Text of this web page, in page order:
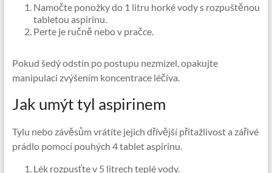
Namočte ponožky do 1 litru horké vody s rozpuštěnou
tabletou aspirinu.
Perte je ručně nebo v pračce.
Pokud šedý odstín po postupu nezmizel, opakujte
manipulaci zvýšením koncentrace léčiva.
Jak umýt tyl aspirinem
Tylu nebo závěsům vrátíte jejich dřívější přitažlivost a zářivé
prádlo pomocí pouhých 4 tablet aspirinu.
Lék rozpusťte v 5 litrech teplé vody.